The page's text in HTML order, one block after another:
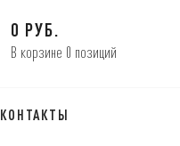
0 РУБ.
В корзине 0 позиций
КОНТАКТЫ